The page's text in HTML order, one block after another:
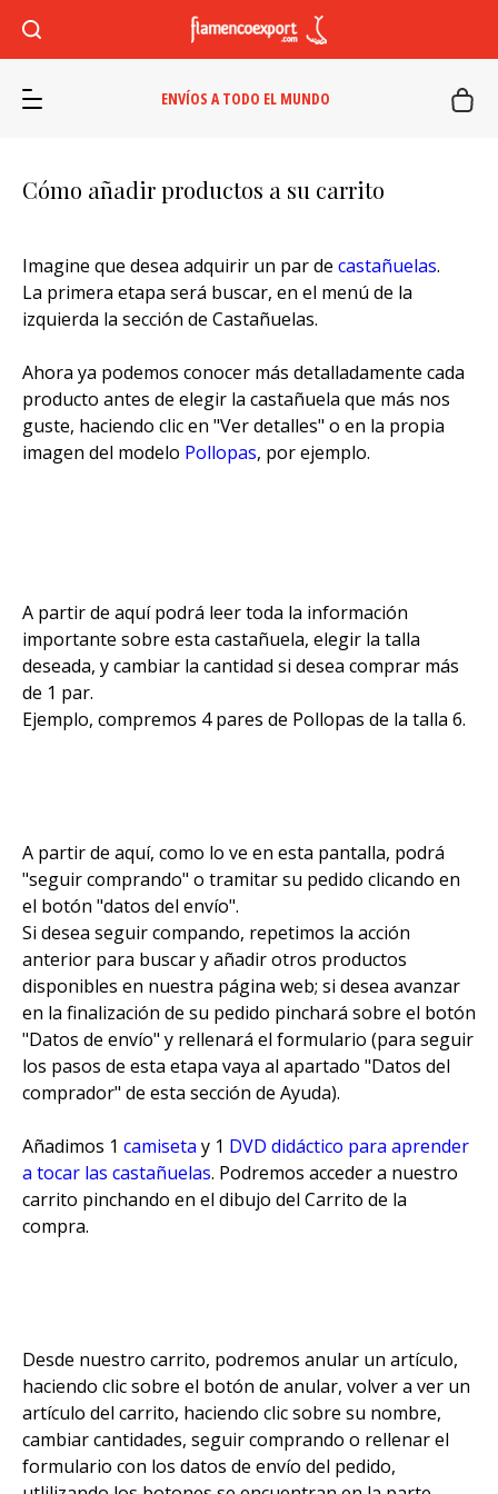
ENVÍOS A TODO EL MUNDO
Cómo añadir productos a su carrito
Imagine que desea adquirir un par de castañuelas.
La primera etapa será buscar, en el menú de la
izquierda la sección de Castañuelas.
Ahora ya podemos conocer más detalladamente cada
producto antes de elegir la castañuela que más nos
guste, haciendo clic en "Ver detalles" o en la propia
imagen del modelo Pollopas, por ejemplo.
A partir de aquí podrá leer toda la información
importante sobre esta castañuela, elegir la talla
deseada, y cambiar la cantidad si desea comprar más
de 1 par.
Ejemplo, compremos 4 pares de Pollopas de la talla 6.
A partir de aquí, como lo ve en esta pantalla, podrá
"seguir comprando" o tramitar su pedido clicando en
el botón "datos del envío".
Si desea seguir compando, repetimos la acción
anterior para buscar y añadir otros productos
disponibles en nuestra página web; si desea avanzar
en la finalización de su pedido pinchará sobre el botón
"Datos de envío" y rellenará el formulario (para seguir
los pasos de esta etapa vaya al apartado "Datos del
comprador" de esta sección de Ayuda).
Añadimos 1 camiseta y 1 DVD didáctico para aprender
a tocar las castañuelas. Podremos acceder a nuestro
carrito pinchando en el dibujo del Carrito de la
compra.
Desde nuestro carrito, podremos anular un artículo,
haciendo clic sobre el botón de anular, volver a ver un
artículo del carrito, haciendo clic sobre su nombre,
cambiar cantidades, seguir comprando o rellenar el
formulario con los datos de envío del pedido,